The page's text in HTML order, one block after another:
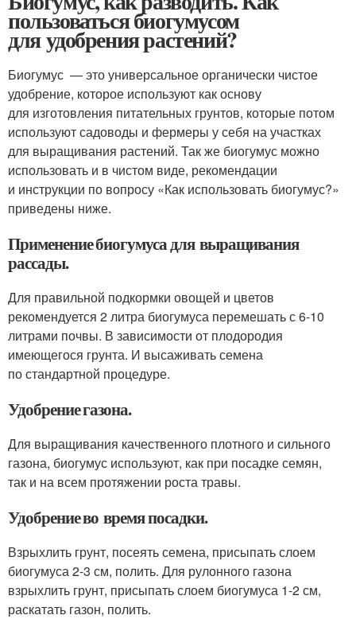
пользоваться биогумусом
для удобрения растений?
Биогумус — это универсальное органически чистое
удобрение, которое используют как основу
для изготовления питательных грунтов, которые потом
используют садоводы и фермеры у себя на участках
для выращивания растений. Так же биогумус можно
использовать и в чистом виде, рекомендации
и инструкции по вопросу «Как использовать биогумус?»
приведены ниже.
Применение биогумуса для выращивания
рассады.
Для правильной подкормки овощей и цветов
рекомендуется 2 литра биогумуса перемешать с 6-10
литрами почвы. В зависимости от плодородия
имеющегося грунта. И высаживать семена
по стандартной процедуре.
Удобрение газона.
Для выращивания качественного плотного и сильного
газона, биогумус используют, как при посадке семян,
так и на всем протяжении роста травы.
Удобрение во время посадки.
Взрыхлить грунт, посеять семена, присыпать слоем
биогумуса 2-3 см, полить. Для рулонного газона
взрыхлить грунт, присыпать слоем биогумуса 1-2 см,
раскатать газон, полить.